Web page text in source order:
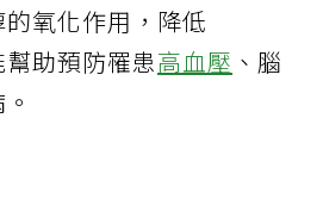
氧化作用，降低
幫助預防罹患高血壓 、腦